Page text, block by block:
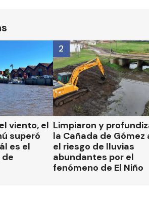
viento, el
superó
es el
Limpiaron y
la Cañada de Gómez
el riesgo de lluvias
abundantes por el
fenómeno de El Niño
2